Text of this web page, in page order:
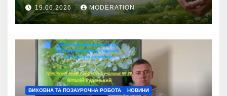
19.06.2026 MODERATION
ВИХОВНА ТА ПОЗАУРОЧНА РОБОТА НОВИНИ